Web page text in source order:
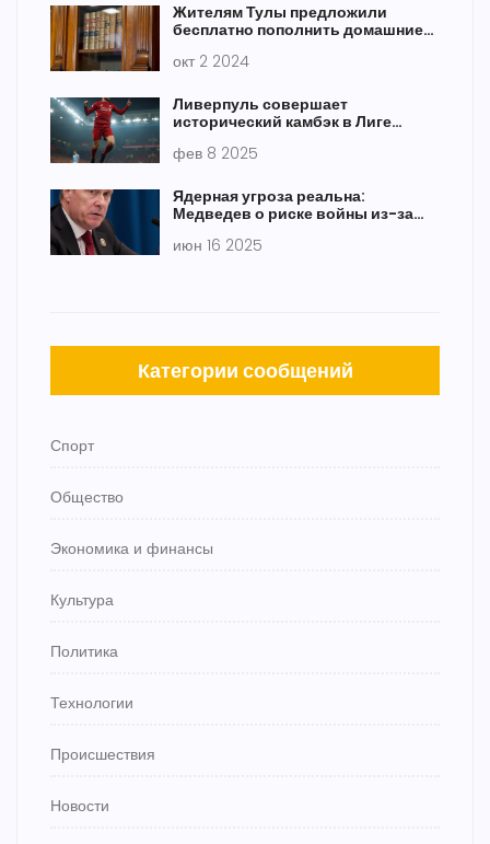
Жителям Тулы предложили
бесплатно пополнить домашние
окт 2 2024
Ливерпуль совершает
исторический камбэк в Лиге
фев 8 2025
Ядерная угроза реальна:
Медведев о риске войны из-за
июн 16 2025
Категории сообщений
Спорт
Общество
Экономика и финансы
Культура
Политика
Технологии
Происшествия
Новости